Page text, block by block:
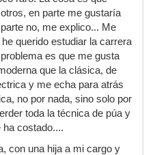
en parte me gustaría
no, me explico... Me
querido estudiar la carrera
es que me gusta
que la clásica, de
y me echa para atrás
no por nada, sino solo por
toda la técnica de púa y
ha costado....
con una hija a mi cargo y